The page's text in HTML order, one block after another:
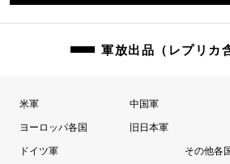
軍放出品（レプリカ
米軍 中国軍
ヨーロッパ各国 旧日本軍
ドイツ軍 その他各